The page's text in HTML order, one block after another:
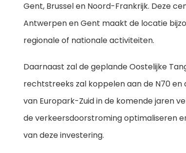
Gent, Brussel en Noord-Frankrijk. Deze
Antwerpen en Gent maakt de locatie
regionale of nationale activiteiten.
Daarnaast zal de geplande Oostelijke
rechtstreeks zal koppelen aan de N70 en
van Europark-Zuid in de komende jaren
de verkeersdoorstroming optimaliseren
van deze investering.